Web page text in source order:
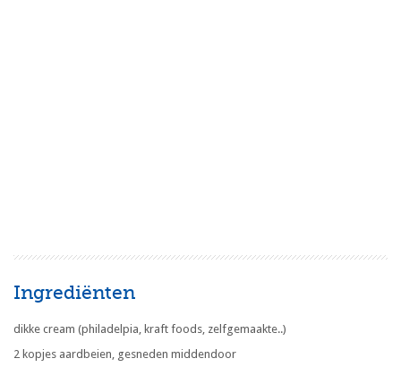
Ingrediënten
dikke cream (philadelpia, kraft foods, zelfgemaakte..)
2 kopjes aardbeien, gesneden middendoor